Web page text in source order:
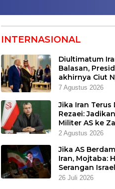
INTERNASIONAL
Diultimatum
Balasan,
akhirnya Ciut
7 Agustus 2026
Jika Iran Terus
Rezaei:
Militer AS ke
2 Agustus 2026
Jika AS
Iran, Mojtaba:
Serangan
26 Juli 2026